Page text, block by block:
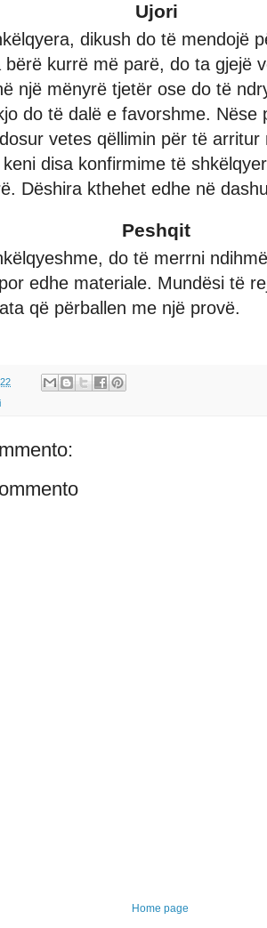
Ujori
dikush do të mendojë
bërë kurrë më parë, do ta gjejë
një mënyrë tjetër ose do të
do të dalë e favorshme. Nëse
vetes qëllimin për të arritur
disa konfirmime të
Dëshira kthehet edhe në
Peshqit
do të merrni
edhe materiale. Mundësi të
që përballen me një provë.
Home page